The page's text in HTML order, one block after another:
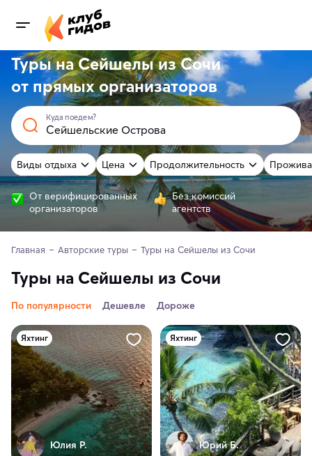
Туры на Сейшелы из Сочи
от прямыхорганизаторов
Куда поедем?
Виды отдыха Цена Продолжительность
От верифицированных
организаторов
Без комиссий
агентств
Главная Авторские туры Туры на Сейшелы из Сочи
Туры на Сейшелы из Сочи
По популярности Дешевле Дороже
Яхтинг
Юлия Р.
Яхтинг
Юрий Б.